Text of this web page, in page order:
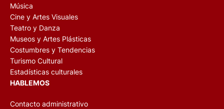
Música
Cine y Artes Visuales
Teatro y Danza
Museos y Artes Plásticas
Costumbres y Tendencias
Turismo Cultural
Estadísticas culturales
HABLEMOS
Contacto administrativo